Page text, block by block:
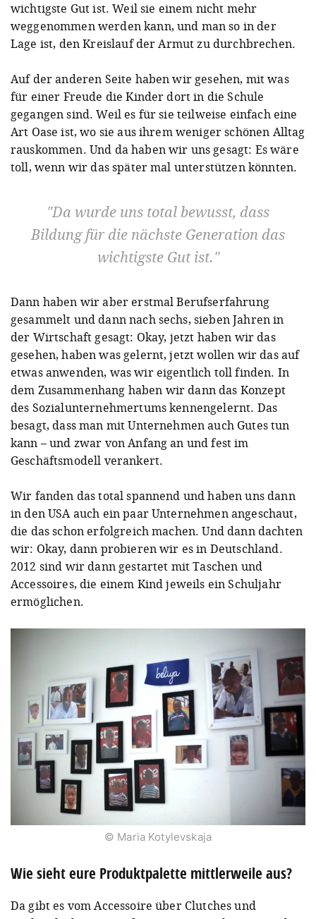
wichtigste Gut ist. Weil sie einem nicht mehr
weggenommen werden kann, und man so in der
Lage ist, den Kreislauf der Armut zu durchbrechen.
Auf der anderen Seite haben wir gesehen, mit was
für einer Freude die Kinder dort in die Schule
gegangen sind. Weil es für sie teilweise einfach eine
Art Oase ist, wo sie aus ihrem weniger schönen Alltag
rauskommen. Und da haben wir uns gesagt: Es wäre
toll, wenn wir das später mal unterstützen könnten.
Da wurde uns total bewusst, dass
Bildung für die nächste Generation das
wichtigste Gut ist.
Dann haben wir aber erstmal Berufserfahrung
gesammelt und dann nach sechs, sieben Jahren in
der Wirtschaft gesagt: Okay, jetzt haben wir das
gesehen, haben was gelernt, jetzt wollen wir das auf
etwas anwenden, was wir eigentlich toll finden. In
dem Zusammenhang haben wir dann das Konzept
des Sozialunternehmertums kennengelernt. Das
besagt, dass man mit Unternehmen auch Gutes tun
kann – und zwar von Anfang an und fest im
Geschäftsmodell verankert.
Wir fanden das total spannend und haben uns dann
in den USA auch ein paar Unternehmen angeschaut,
die das schon erfolgreich machen. Und dann dachten
wir: Okay, dann probieren wir es in Deutschland.
2012 sind wir dann gestartet mit Taschen und
Accessoires, die einem Kind jeweils ein Schuljahr
ermöglichen.
© Maria Kotylevskaja
Wie sieht eure Produktpalette mittlerweile aus?
Da gibt es vom Accessoire über Clutches und